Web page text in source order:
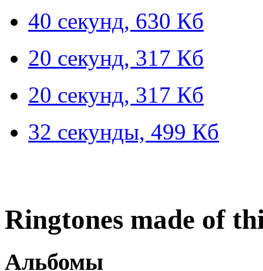
40 секунд, 630 Кб
20 секунд, 317 Кб
20 секунд, 317 Кб
32 секунды, 499 Кб
Ringtones made of
Альбомы